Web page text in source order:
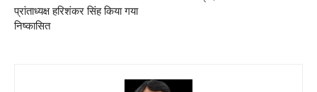
प्रांताध्यक्ष हरिशंकर सिंह किया गया
निष्कासित